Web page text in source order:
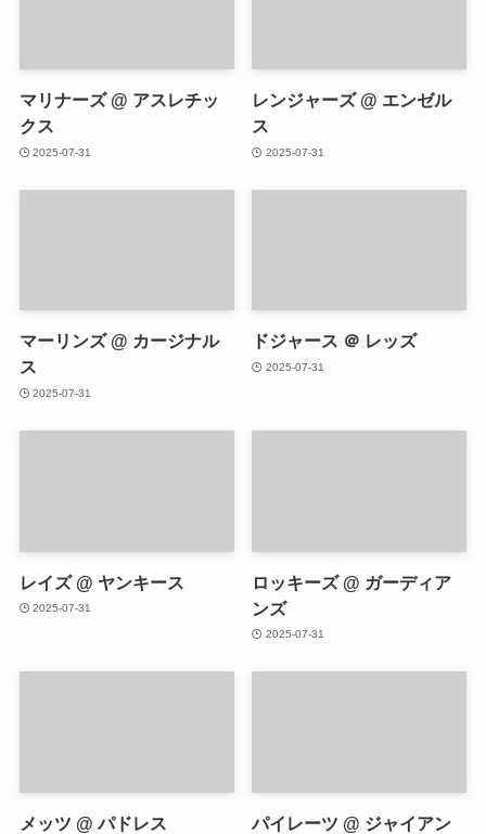
マリナーズ @ アスレチッ
クス
2025-07-31
レンジャーズ @ エンゼル
ス
2025-07-31
マーリンズ @ カージナル
ス
2025-07-31
ドジャース ＠ レッズ
2025-07-31
レイズ @ ヤンキース
2025-07-31
ロッキーズ @ ガーディア
ンズ
2025-07-31
メッツ @ パドレス
パイレーツ @ ジャイアン